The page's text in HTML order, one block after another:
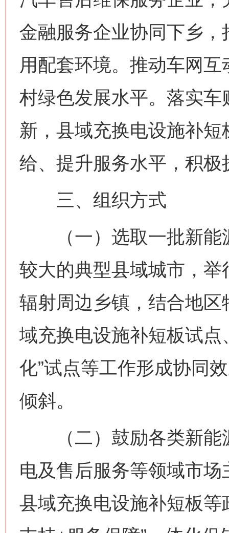
金融服务企业协同下乡
用配套环境。推动车网
村绿色发展水平。落实
新，县域充换电设施补
给、提升服务水平，积
三、组织方式
（一）选取一批新能
较大的典型县域城市，
辐射周边乡镇，结合地
域充换电设施补短板试点
化”试点等工作形成协同
倾斜。
（二）鼓励各类新能
电及售后服务等领域市
县域充换电设施补短板等